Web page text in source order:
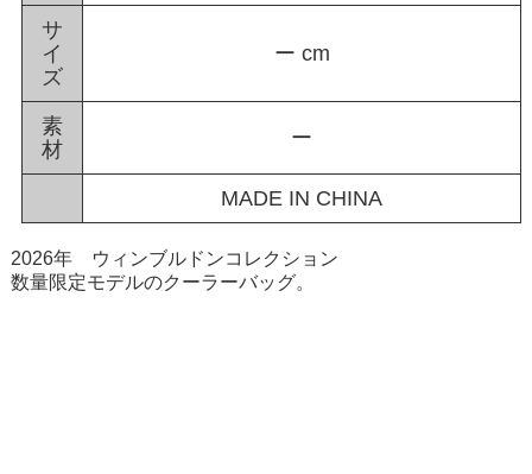
サ
イ
ズ
ー cm
素
材
ー
MADE IN CHINA
2026年 ウィンブルドンコレクション
数量限定モデルのクーラーバッグ。